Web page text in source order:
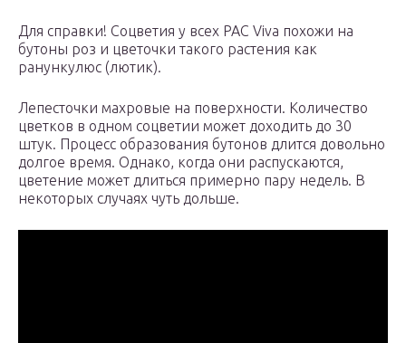
Для справки! Соцветия у всех PAC Viva похожи на
бутоны роз и цветочки такого растения как
ранункулюс (лютик).
Лепесточки махровые на поверхности. Количество
цветков в одном соцветии может доходить до 30
штук. Процесс образования бутонов длится довольно
долгое время. Однако, когда они распускаются,
цветение может длиться примерно пару недель. В
некоторых случаях чуть дольше.